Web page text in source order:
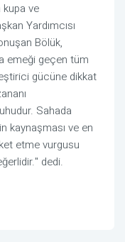
kupa ve
Yardımcısı
Bölük,
emeği geçen tüm
gücüne dikkat
Sahada
kaynaşması ve en
etme vurgusu
dedi.